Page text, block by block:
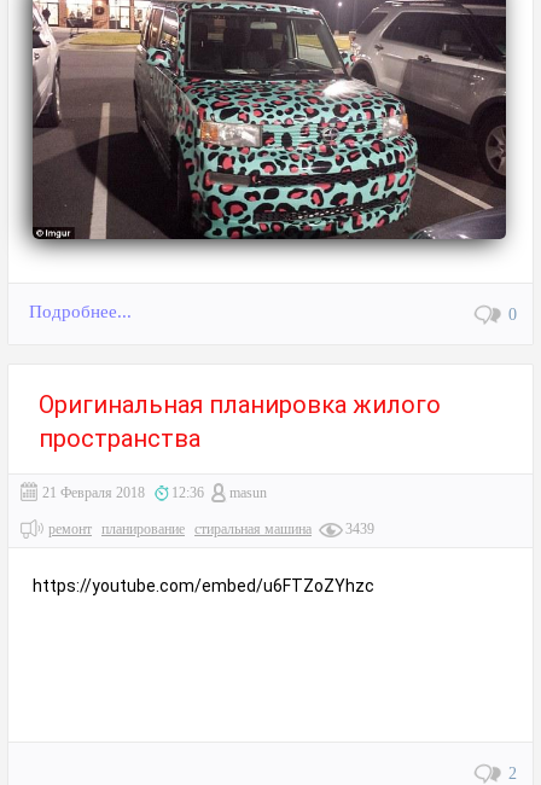
Подробнее... 0
Оригинальная планировка жилого
пространства
21 Февраля 2018 12:36 masun
ремонт планирование стиральная машина 3439
https://youtube.com/embed/u6FTZoZYhzc
2